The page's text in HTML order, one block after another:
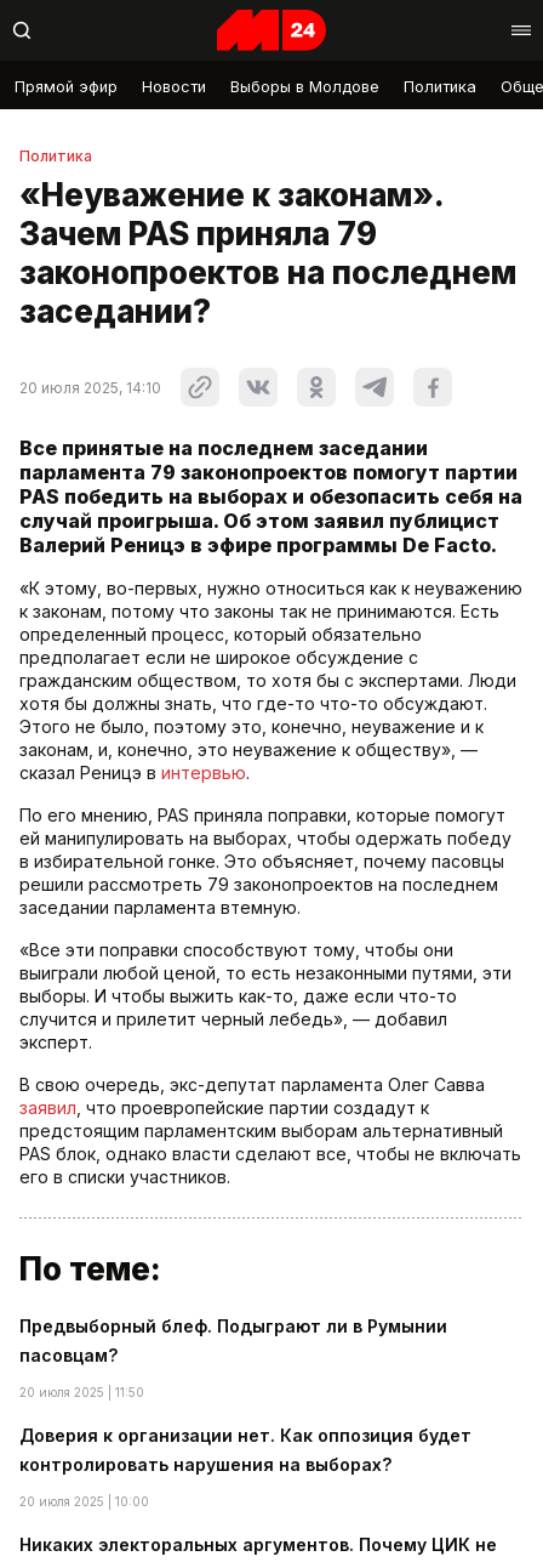
Прямой эфир Новости Выборы в Молдове Политика
Политика
«Неуважение к законам».
Зачем PAS приняла 79
законопроектов на последнем
заседании?
20 июля 2025, 14:10
Все принятые на последнем заседании
парламента 79 законопроектов помогут партии
PAS победить на выборах и обезопасить себя на
случай проигрыша. Об этом заявил публицист
Валерий Реницэ в эфире программы De Facto.
«К этому, во-первых, нужно относиться как к неуважению
к законам, потому что законы так не принимаются. Есть
определенный процесс, который обязательно
предполагает если не широкое обсуждение с
гражданским обществом, то хотя бы с экспертами. Люди
хотя бы должны знать, что где-то что-то обсуждают.
Этого не было, поэтому это, конечно, неуважение и к
законам, и, конечно, это неуважение к обществу», —
сказал Реницэ в интервью.
По его мнению, PAS приняла поправки, которые помогут
ей манипулировать на выборах, чтобы одержать победу
в избирательной гонке. Это объясняет, почему пасовцы
решили рассмотреть 79 законопроектов на последнем
заседании парламента втемную.
«Все эти поправки способствуют тому, чтобы они
выиграли любой ценой, то есть незаконными путями, эти
выборы. И чтобы выжить как-то, даже если что-то
случится и прилетит черный лебедь», — добавил
эксперт.
В свою очередь, экс-депутат парламента Олег Савва
заявил , что проевропейские партии создадут к
предстоящим парламентским выборам альтернативный
PAS блок, однако власти сделают все, чтобы не включать
его в списки участников.
По теме:
Предвыборный блеф. Подыграют ли в Румынии
пасовцам?
20 июля 2025 | 11:50
Доверия к организации нет. Как оппозиция будет
контролировать нарушения на выборах?
20 июля 2025 | 10:00
Никаких электоральных аргументов. Почему ЦИК не